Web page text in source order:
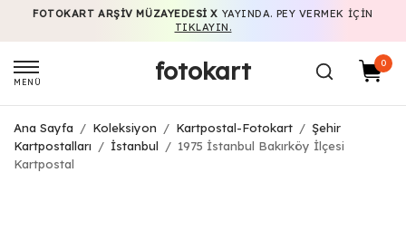
FOTOKART ARŞIV MÜZAYEDESI X YAYINDA. PEY VERMEK IÇIN
TIKLAYIN.
MENÜ fotokart 0
Ana Sayfa / Koleksiyon / Kartpostal-Fotokart / Şehir
Kartpostalları
/ İstanbul / 1975 İstanbul Bakırköy İlçesi
Kartpostal